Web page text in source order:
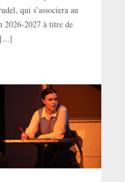
qui s’associera au
2026-2027 à titre de